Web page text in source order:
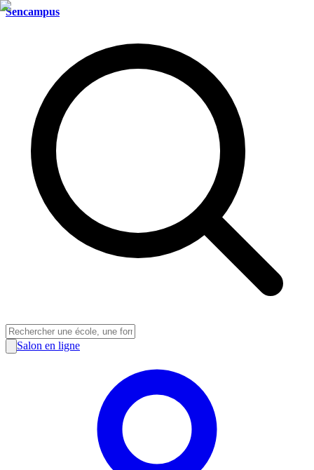
Sencampus
Salon en ligne